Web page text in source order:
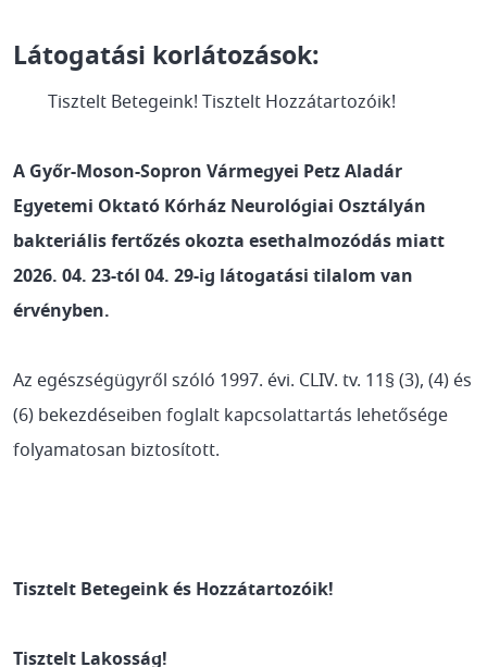
Látogatási korlátozások:
Tisztelt Betegeink! Tisztelt Hozzátartozóik!
A Győr-Moson-Sopron Vármegyei Petz Aladár
Egyetemi Oktató Kórház Neurológiai Osztályán
bakteriális fertőzés okozta esethalmozódás miatt
2026. 04. 23-tól 04. 29-ig látogatási tilalom van
érvényben.
Az egészségügyről szóló 1997. évi. CLIV. tv. 11§ (3), (4) és
(6) bekezdéseiben foglalt kapcsolattartás lehetősége
folyamatosan biztosított.
Tisztelt Betegeink és Hozzátartozóik!
Tisztelt Lakosság!